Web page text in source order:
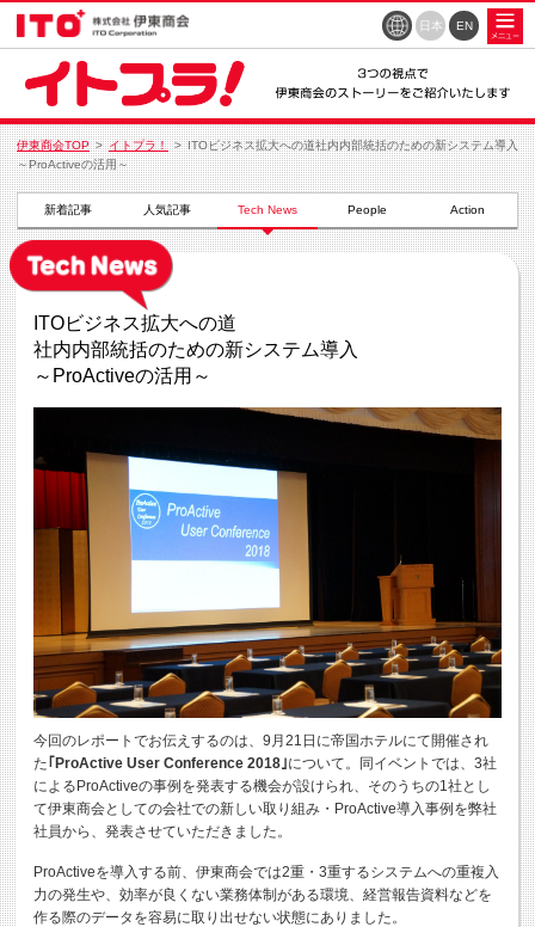
日本 EN
伊東商会TOP イトプラ！
ITOビジネス拡大への道社内内部統括のための新システム導入
～ProActiveの活用～
新着記事 人気記事 Tech News People Action
ITOビジネス拡大への道
社内内部統括のための新システム導入
～ProActiveの活用～
今回のレポートでお伝えするのは、9月21日に帝国ホテルにて開催され
た｢ProActive User Conference 2018｣について。同イベントでは、3社
によるProActiveの事例を発表する機会が設けられ、そのうちの1社とし
て伊東商会としての会社での新しい取り組み・ProActive導入事例を弊社
社員から、発表させていただきました。
ProActiveを導入する前、伊東商会では2重・3重するシステムへの重複入
力の発生や、効率が良くない業務体制がある環境、経営報告資料などを
作る際のデータを容易に取り出せない状態にありました。